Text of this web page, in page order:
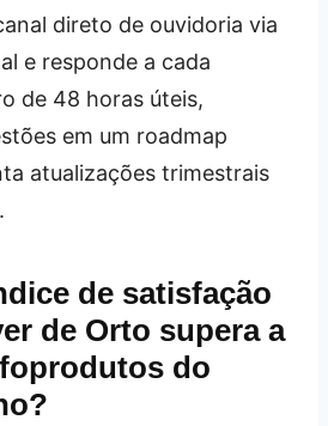
direto de ouvidoria via
e responde a cada
de 48 horas úteis,
em um roadmap
atualizações trimestrais
de satisfação
de Orto supera a
do